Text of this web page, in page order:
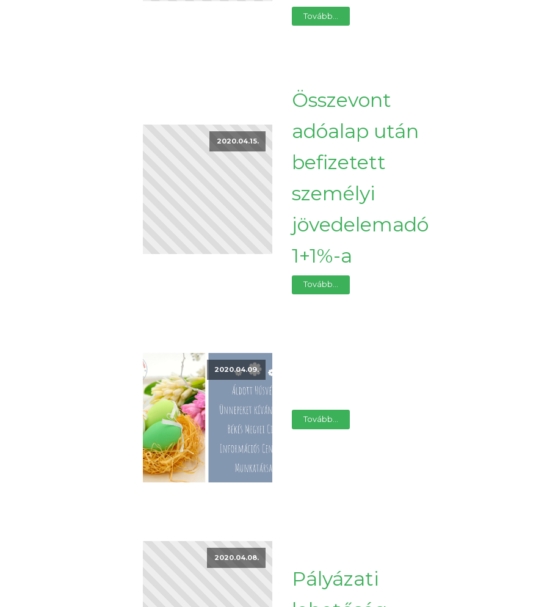
Tovább...
2020.04.15.
Összevont
adóalap után
befizetett
személyi
jövedelemadó
1+1%-a
Tovább...
2020.04.09.
Tovább...
2020.04.08.
Pályázati